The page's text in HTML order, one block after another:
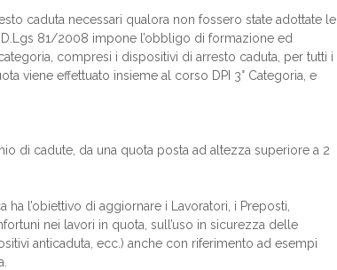
caduta necessari qualora non fossero state adottate le
81/2008 impone l’obbligo di formazione ed
compresi i dispositivi di arresto caduta, per tutti i
viene effettuato insieme al corso DPI 3° Categoria, e
di cadute, da una quota posta ad altezza superiore a 2
ha l’obiettivo di aggiornare i Lavoratori, i Preposti,
nei lavori in quota, sull’uso in sicurezza delle
anticaduta, ecc.) anche con riferimento ad esempi